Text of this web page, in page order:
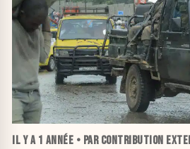
IL Y A 1 ANNÉE • PAR CONTRIBUTION